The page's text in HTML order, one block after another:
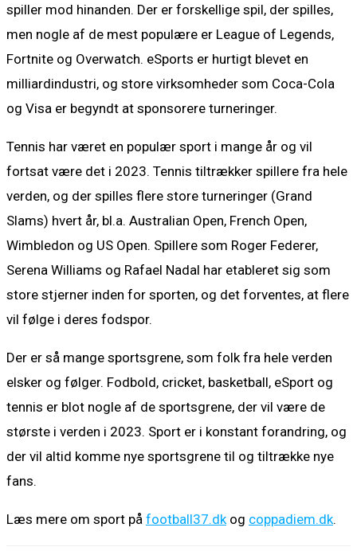
spiller mod hinanden. Der er forskellige spil, der spilles,
men nogle af de mest populære er League of Legends,
Fortnite og Overwatch. eSports er hurtigt blevet en
milliardindustri, og store virksomheder som Coca-Cola
og Visa er begyndt at sponsorere turneringer.
Tennis har været en populær sport i mange år og vil
fortsat være det i 2023. Tennis tiltrækker spillere fra hele
verden, og der spilles flere store turneringer (Grand
Slams) hvert år, bl.a. Australian Open, French Open,
Wimbledon og US Open. Spillere som Roger Federer,
Serena Williams og Rafael Nadal har etableret sig som
store stjerner inden for sporten, og det forventes, at flere
vil følge i deres fodspor.
Der er så mange sportsgrene, som folk fra hele verden
elsker og følger. Fodbold, cricket, basketball, eSport og
tennis er blot nogle af de sportsgrene, der vil være de
største i verden i 2023. Sport er i konstant forandring, og
der vil altid komme nye sportsgrene til og tiltrække nye
fans.
Læs mere om sport på football37.dk og coppadiem.dk.